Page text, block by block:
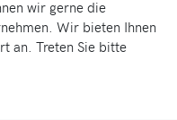
wir gerne die
Wir bieten Ihnen
an. Treten Sie bitte